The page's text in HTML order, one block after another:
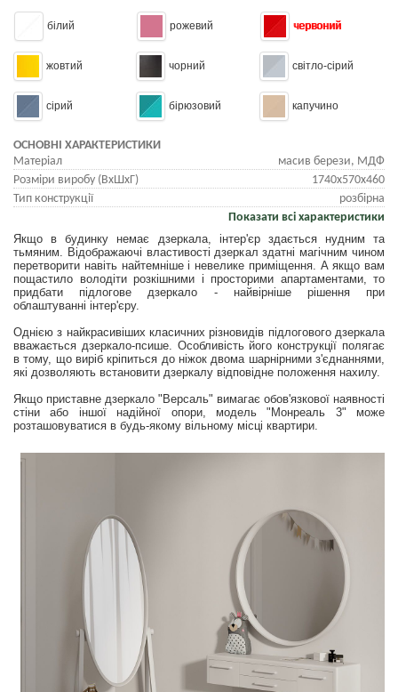
білий рожевий червоний
жовтий чорний світло-сірий
сірий бірюзовий капучино
ОСНОВНІ ХАРАКТЕРИСТИКИ
Матеріал
масив берези, МДФ
Розміри виробу (ВхШхГ)
1740x570x460
Тип конструкції
розбірна
Показати всі характеристики
Якщо в будинку немає дзеркала, інтер'єр здається нудним та
тьмяним. Відображаючі властивості дзеркал здатні магічним чином
перетворити навіть найтемніше і невелике приміщення. А якщо вам
пощастило володіти розкішними і просторими апартаментами, то
придбати підлогове дзеркало - найвірніше рішення при
облаштуванні інтер'єру.
Однією з найкрасивіших класичних різновидів підлогового дзеркала
вважається дзеркало-псише. Особливість його конструкції полягає
в тому, що виріб кріпиться до ніжок двома шарнірними з'єднаннями,
які дозволяють встановити дзеркалу відповідне положення нахилу.
Якщо приставне дзеркало "Версаль" вимагає обов'язкової наявності
стіни або іншої надійної опори, модель "Монреаль 3" може
розташовуватися в будь-якому вільному місці квартири.